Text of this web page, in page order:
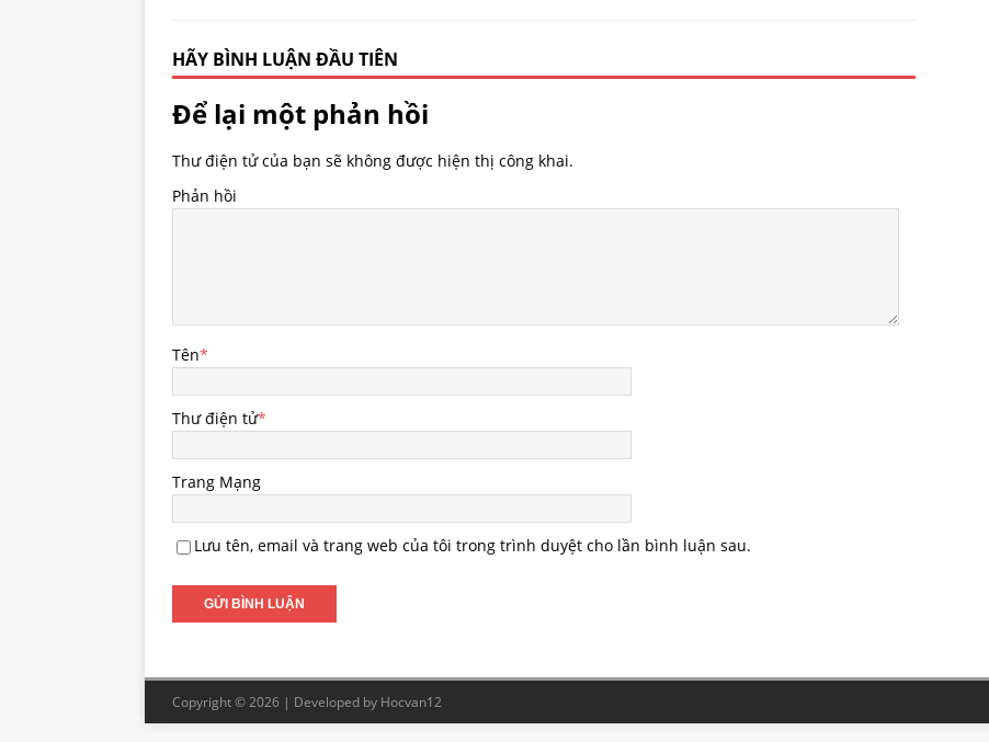
HÃY BÌNH LUẬN ĐẦU TIÊN
Để lại một phản hồi
Thư điện tử của bạn sẽ không được hiện thị công khai.
Phản hồi
Tên*
Thư điện tử*
Trang Mạng
Lưu tên, email và trang web của tôi trong trình duyệt cho lần bình luận sau.
Copyright © 2026 | Developed by Hocvan12